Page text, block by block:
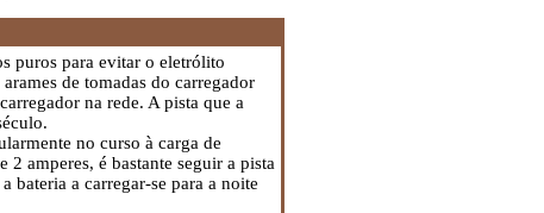
puros para evitar o eletrólito
de tomadas do carregador
na rede. A pista que a
no curso à carga de
amperes, é bastante seguir a pista
bateria a carregar-se para a noite